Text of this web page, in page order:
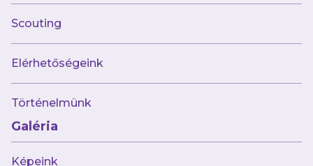
Scouting
Elérhetőségeink
Történelmünk
Galéria
Képeink
Remek játékkal győzött a BKV elleni
szezonnyitón második csapatunk